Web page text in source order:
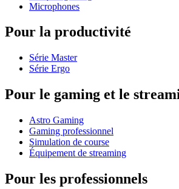
Microphones
Pour la productivité
Série Master
Série Ergo
Pour le gaming et le
Astro Gaming
Gaming professionnel
Simulation de course
Équipement de streaming
Pour les professionnels